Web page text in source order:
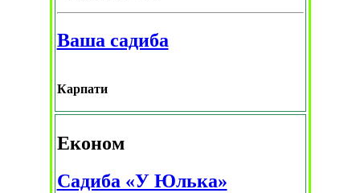
Ваша садиба
Карпати
Економ
Садиба «У Юлька»